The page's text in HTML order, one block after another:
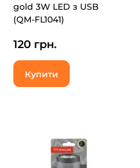
gold 3W LED з USB
(QM-FL1041)
120 грн.
Купити